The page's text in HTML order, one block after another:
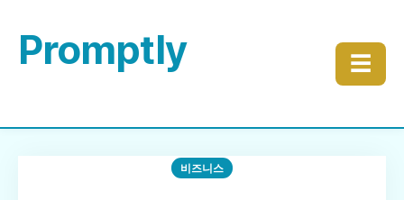
Promptly ☰
비즈니스